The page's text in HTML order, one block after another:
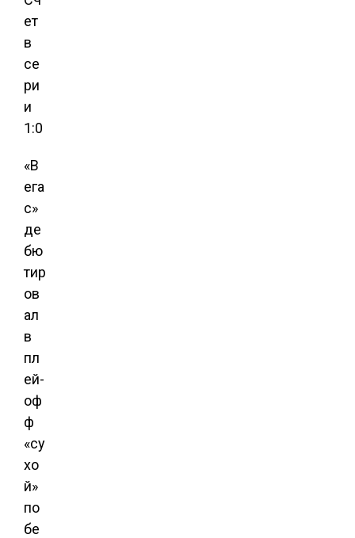
ет
в
се
ри
и
1:0
«В
ега
с»
де
бю
тир
ов
ал
в
пл
ей-
оф
ф
«су
хо
й»
по
бе